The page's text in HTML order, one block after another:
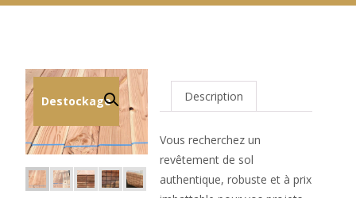
Destockage Description
Vous recherchez un
revêtement de sol
authentique, robuste et à prix